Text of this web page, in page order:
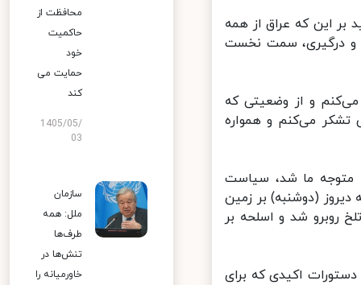
این که عراق از همه
درگیری، سمت نخست
و از وضعیتی که
می‌کنم و همواره
ما شد، سیاست
(دوشنبه) بر زمین
شد و اسلحه بر
اکیدی که برای
محافظت از
حاکمیت
خود
حمایت می
کند
1405/05/
03
سازمان
ملل: همه
طرف‌ها
تنش‌ها در
خاورمیانه را